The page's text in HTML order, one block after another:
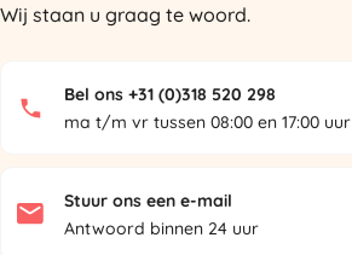
Wij staan u graag te woord.
Bel ons +31 (0)318 520 298
ma t/m vr tussen 08:00 en 17:00 uur
Stuur ons een e-mail
Antwoord binnen 24 uur